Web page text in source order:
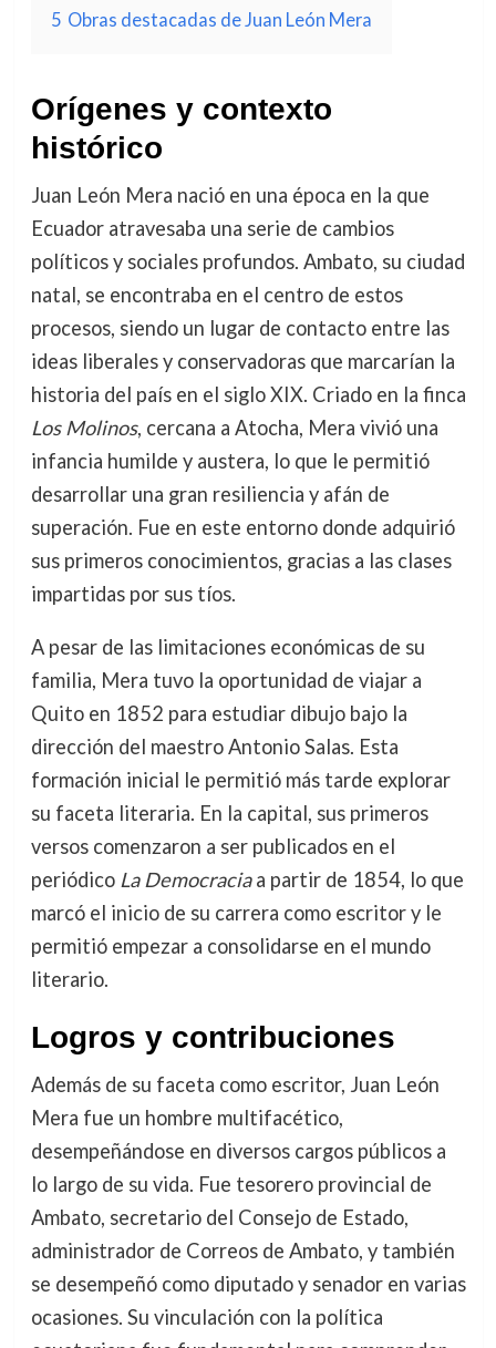
5 Obras destacadas de Juan León Mera
Orígenes y contexto
histórico
Juan León Mera nació en una época en la que
Ecuador atravesaba una serie de cambios
políticos y sociales profundos. Ambato, su ciudad
natal, se encontraba en el centro de estos
procesos, siendo un lugar de contacto entre las
ideas liberales y conservadoras que marcarían la
historia del país en el siglo XIX. Criado en la finca
Los Molinos, cercana a Atocha, Mera vivió una
infancia humilde y austera, lo que le permitió
desarrollar una gran resiliencia y afán de
superación. Fue en este entorno donde adquirió
sus primeros conocimientos, gracias a las clases
impartidas por sus tíos.
A pesar de las limitaciones económicas de su
familia, Mera tuvo la oportunidad de viajar a
Quito en 1852 para estudiar dibujo bajo la
dirección del maestro Antonio Salas. Esta
formación inicial le permitió más tarde explorar
su faceta literaria. En la capital, sus primeros
versos comenzaron a ser publicados en el
periódico La Democraciaa partir de 1854, lo que
marcó el inicio de su carrera como escritor y le
permitió empezar a consolidarse en el mundo
literario.
Logros y contribuciones
Además de su faceta como escritor, Juan León
Mera fue un hombre multifacético,
desempeñándose en diversos cargos públicos a
lo largo de su vida. Fue tesorero provincial de
Ambato, secretario del Consejo de Estado,
administrador de Correos de Ambato, y también
se desempeñó como diputado y senador en varias
ocasiones. Su vinculación con la política